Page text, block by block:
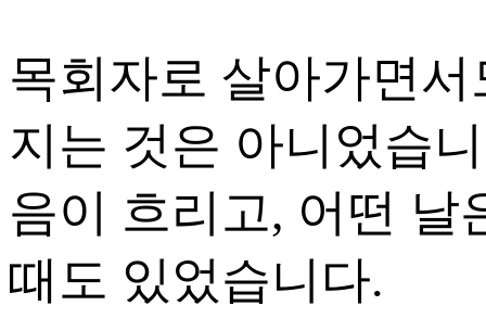
목회자로 살아가면
지는 것은 아니었습
음이 흐리고, 어떤 날
때도 있었습니다.